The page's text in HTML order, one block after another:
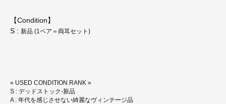
【Condition】
S : 新品 (1ペア＝両耳セット)
« USED CONDITION RANK »
S : デッドストック-新品
A : 年代を感じさせない綺麗なヴィンテージ品